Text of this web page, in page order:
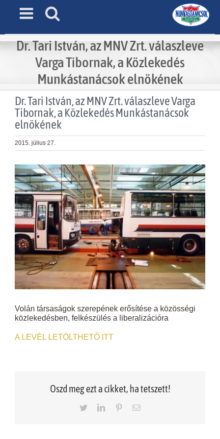
Dr. Tari István, az MNV Zrt. válaszleve
Varga Tibornak, a Közlekedés
Munkástanácsok elnökének
Dr. Tari István, az MNV Zrt. válaszleve Varga
Tibornak, a Közlekedés Munkástanácsok
elnökének
2015. július 27.
View
Larger
Image
Volán társaságok szerepének erősítése a közösségi
közlekedésben, felkészülés a liberalizációra
A LEVÉL LETÖLTHETŐ ITT
Oszd meg ezt a cikket, ha tetszett!
TwitterLinkedInPinterestEmail